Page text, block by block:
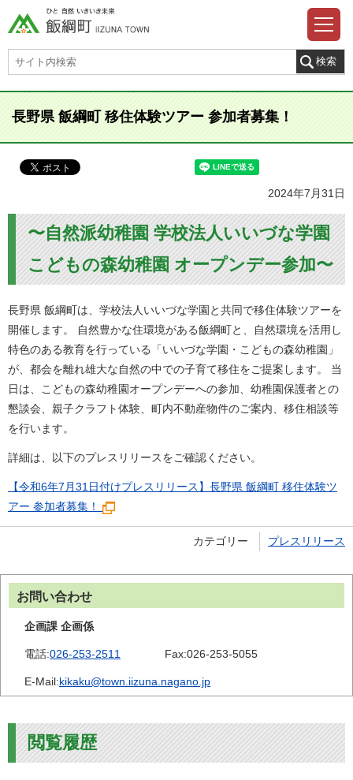
長野県 飯綱町 移住体験ツアー 参加者募集！
2024年7月31日
〜自然派幼稚園 学校法人いいづな学園
こどもの森幼稚園 オープンデー参加〜
長野県 飯綱町は、学校法人いいづな学園と共同で移住体験ツアーを
開催します。 自然豊かな住環境がある飯綱町と、自然環境を活用し
特色のある教育を行っている「いいづな学園・こどもの森幼稚園」
が、都会を離れ雄大な自然の中での子育て移住をご提案します。 当
日は、こどもの森幼稚園オープンデーへの参加、幼稚園保護者との
懇談会、親子クラフト体験、町内不動産物件のご案内、移住相談等
を行います。
詳細は、以下のプレスリリースをご確認ください。
【令和6年7月31日付けプレスリリース】長野県 飯綱町 移住体験ツ
アー 参加者募集！
カテゴリー プレスリリース
お問い合わせ
企画課 企画係
電話:026-253-2511 Fax:026-253-5055
E-Mail:kikaku@town.iizuna.nagano.jp
閲覧履歴